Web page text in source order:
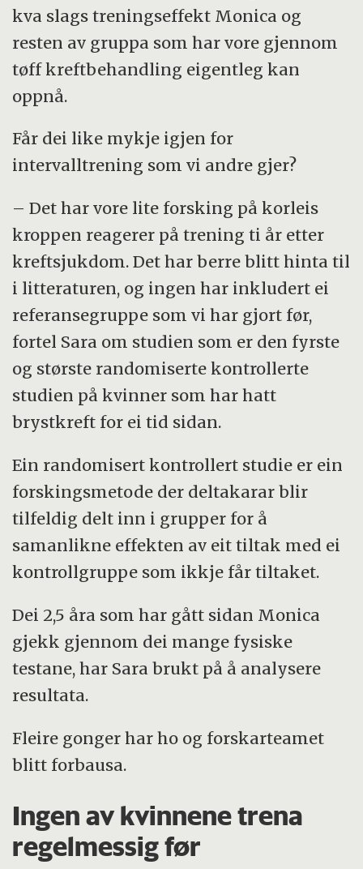
kva slags treningseffekt Monica og
resten av gruppa som har vore gjennom
tøff kreftbehandling eigentleg kan
oppnå.
Får dei like mykje igjen for
intervalltrening som vi andre gjer?
– Det har vore lite forsking på korleis
kroppen reagerer på trening ti år etter
kreftsjukdom. Det har berre blitt hinta til
i litteraturen, og ingen har inkludert ei
referansegruppe som vi har gjort før,
fortel Sara om studien som er den fyrste
og største randomiserte kontrollerte
studien på kvinner som har hatt
brystkreft for ei tid sidan.
Ein randomisert kontrollert studie er ein
forskingsmetode der deltakarar blir
tilfeldig delt inn i grupper for å
samanlikne effekten av eit tiltak med ei
kontrollgruppe som ikkje får tiltaket.
Dei 2,5 åra som har gått sidan Monica
gjekk gjennom dei mange fysiske
testane, har Sara brukt på å analysere
resultata.
Fleire gonger har ho og forskarteamet
blitt forbausa.
Ingen av kvinnene trena
regelmessig før